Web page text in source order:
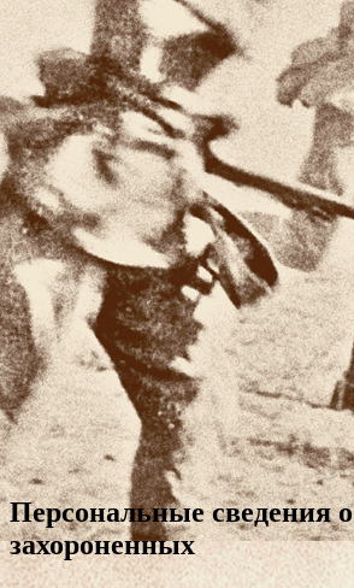
Персональные сведения о
захороненных